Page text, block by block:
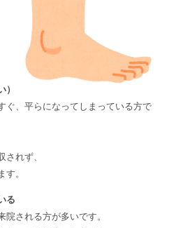
ぐ、平らになってしまっている方で
されず、
。
る
される方が多いです。